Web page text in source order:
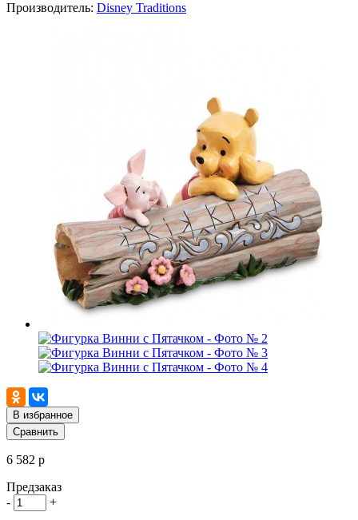
Производитель: Disney Traditions
В избранное
Сравнить
6 582 р
Предзаказ
-
+